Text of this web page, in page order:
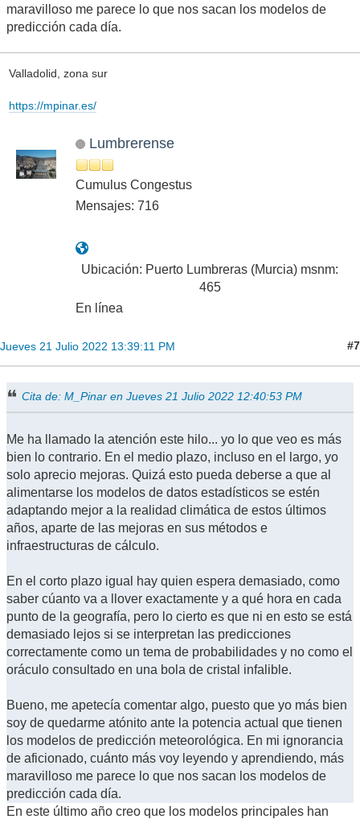
maravilloso me parece lo que nos sacan los modelos de
predicción cada día.
Valladolid, zona sur
https://mpinar.es/
Lumbrerense
Cumulus Congestus
Mensajes: 716
Ubicación: Puerto Lumbreras (Murcia) msnm:
465
En línea
Jueves 21 Julio 2022 13:39:11 PM #7
Cita de: M_Pinar en Jueves 21 Julio 2022 12:40:53 PM
Me ha llamado la atención este hilo... yo lo que veo es más
bien lo contrario. En el medio plazo, incluso en el largo, yo
solo aprecio mejoras. Quizá esto pueda deberse a que al
alimentarse los modelos de datos estadísticos se estén
adaptando mejor a la realidad climática de estos últimos
años, aparte de las mejoras en sus métodos e
infraestructuras de cálculo.
En el corto plazo igual hay quien espera demasiado, como
saber cúanto va a llover exactamente y a qué hora en cada
punto de la geografía, pero lo cierto es que ni en esto se está
demasiado lejos si se interpretan las predicciones
correctamente como un tema de probabilidades y no como el
oráculo consultado en una bola de cristal infalible.
Bueno, me apetecía comentar algo, puesto que yo más bien
soy de quedarme atónito ante la potencia actual que tienen
los modelos de predicción meteorológica. En mi ignorancia
de aficionado, cuánto más voy leyendo y aprendiendo, más
maravilloso me parece lo que nos sacan los modelos de
predicción cada día.
En este último año creo que los modelos principales han